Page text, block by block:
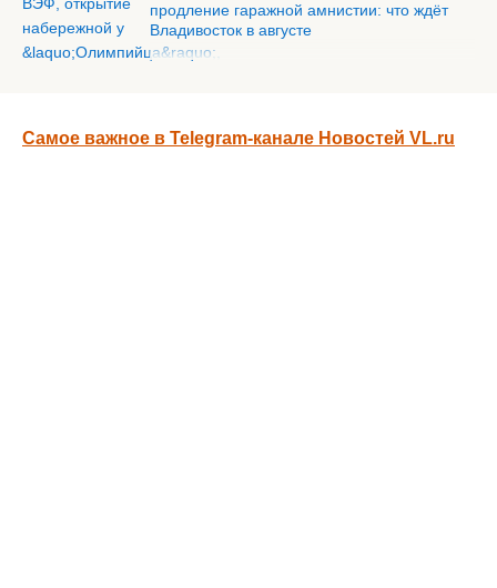
продление гаражной амнистии: что ждёт
Владивосток в августе
Самое важное в Telegram-канале Новостей VL.ru